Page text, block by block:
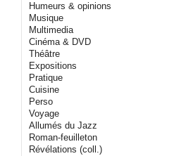
Humeurs & opinions
Musique
Multimedia
Cinéma & DVD
Théâtre
Expositions
Pratique
Cuisine
Perso
Voyage
Allumés du Jazz
Roman-feuilleton
Révélations (coll.)